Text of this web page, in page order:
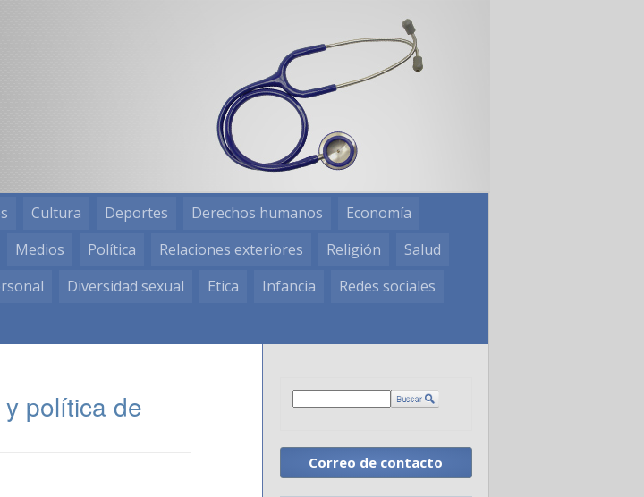
Cultura Deportes Derechos humanos
Economía
Medios Política Relaciones exteriores Religión
Salud
Diversidad sexual Etica Infancia
Redes sociales
política de
Correo de contacto